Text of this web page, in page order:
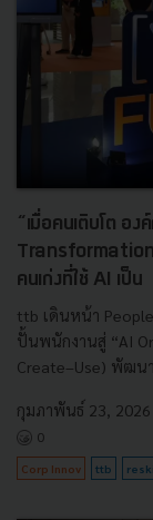
“เมื่อคนเติบโต อ
Transformation
คนเก่งที่ใช้ AI เป็น
ttb เดินหน้า
ปั้นพนักงานสู่ “AI
Create–Use) พัฒน
กุมภาพันธ์ 23, 2026
0
Corp Innov ttb